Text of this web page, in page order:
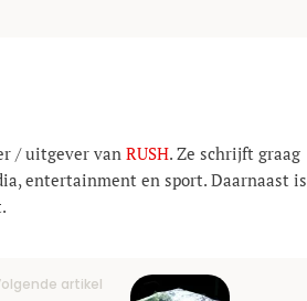
/ uitgever vanRUSH. Ze schrijft graag
entertainment en sport. Daarnaast is
artikel